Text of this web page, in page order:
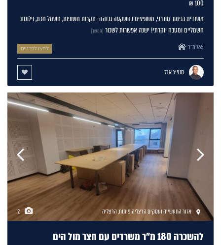
100 ₪
משרדים בגימור מודרני, משופצים בהשקעה גבוהה- תקרות חשופות, חשמל חכם, וילונות
חשמליים ומטבח יוקרתי! ישנה אפשרות לשכור [המשך]
165 מ"ר לחצו לפרטים
סנפיר ארז
2 אזור התעשייה ועסקים הרצליה פיתוח,הרצליה
להשכרה 180 מ"ר משרדים עם חצר מול הים